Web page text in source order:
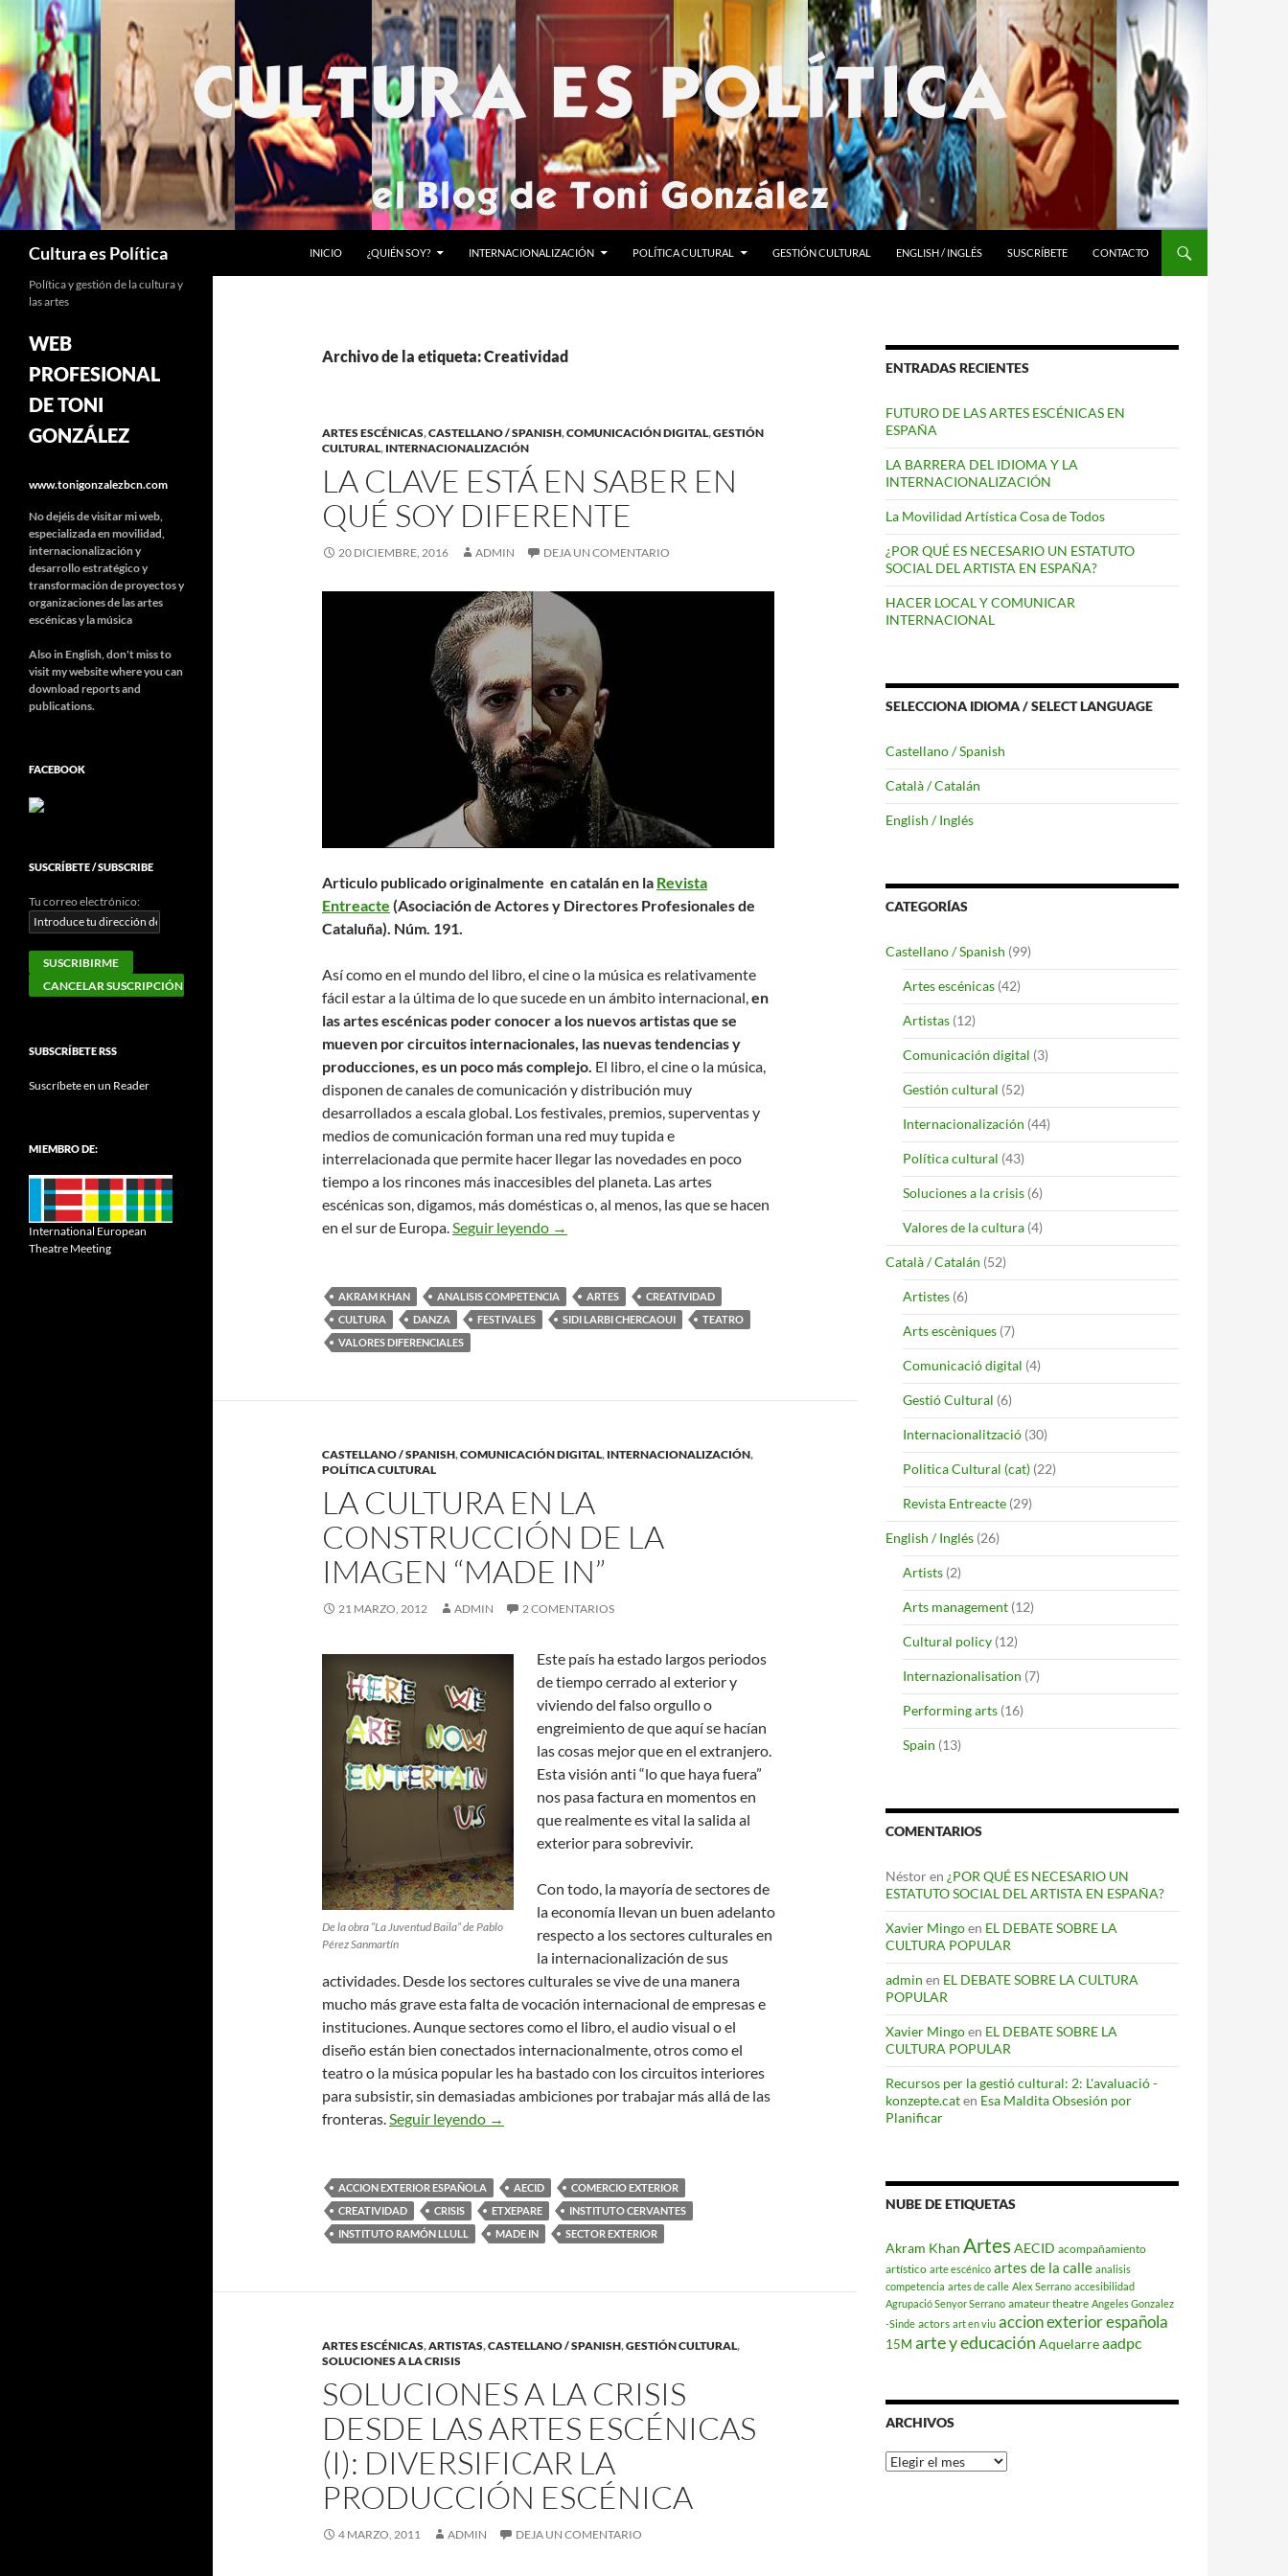
Saltar
contenido
Cultura es Política INICIO ¿QUIÉN SOY? INTERNACIONALIZACIÓN POLÍTICA CULTURAL GESTIÓN CULTURAL ENGLISH / INGLÉS SUSCRÍBETE CONTACTO
Archivo de la etiqueta: Creatividad
ARTES ESCÉNICAS,CASTELLANO / SPANISH,COMUNICACIÓN DIGITAL,GESTIÓN
CULTURAL, INTERNACIONALIZACIÓN
LA CLAVE ESTÁ EN SABER EN
QUÉ SOY DIFERENTE
20 DICIEMBRE, 2016 ADMIN DEJA UN COMENTARIO
Articulo publicado originalmente en catalán en la Revista
Entreacte (Asociación de Actores y Directores Profesionales de
Cataluña). Núm. 191.
Así como en el mundo del libro, el cine o la música es relativamente
fácil estar a la última de lo que sucede en un ámbito internacional,en
las artes escénicas poder conocer a los nuevos artistas que se
mueven por circuitos internacionales, las nuevas tendencias y
producciones, es un poco más complejo. El libro, el cine o la música,
disponen de canales de comunicación y distribución muy
desarrollados a escala global. Los festivales, premios, superventas y
medios de comunicación forman una red muy tupida e
interrelacionada que permite hacer llegar las novedades en poco
tiempo a los rincones más inaccesibles del planeta. Las artes
escénicas son, digamos, más domésticas o, al menos, las que se hacen
en el sur de Europa.Seguir leyendo LA CLAVE ESTÁ EN SABER EN QUÉ SOY DIFERENTE
→
AKRAM KHAN ANALISIS COMPETENCIA ARTES
CREATIVIDAD
CULTURA
DANZA FESTIVALES SIDI LARBI CHERCAOUI
TEATRO
VALORES DIFERENCIALES
CASTELLANO / SPANISH,COMUNICACIÓN DIGITAL, INTERNACIONALIZACIÓN,
POLÍTICA CULTURAL
LA CULTURA EN LA
CONSTRUCCIÓN DE LA
IMAGEN “MADE IN”
21 MARZO, 2012 ADMIN 2 COMENTARIOS
De la obra “La Juventud Baila” de Pablo
Pérez Sanmartín
Este país ha estado largos periodos
de tiempo cerrado al exterior y
viviendo del falso orgullo o
engreimiento de que aquí se hacían
las cosas mejor que en el extranjero.
Esta visión anti “lo que haya fuera”
nos pasa factura en momentos en
que realmente es vital la salida al
exterior para sobrevivir.
Con todo, la mayoría de sectores de
la economía llevan un buen adelanto
respecto a los sectores culturales en
la internacionalización de sus
actividades. Desde los sectores culturales se vive de una manera
mucho más grave esta falta de vocación internacional de empresas e
instituciones. Aunque sectores como el libro, el audio visual o el
diseño están bien conectados internacionalmente, otros como el
teatro o la música popular les ha bastado con los circuitos interiores
para subsistir, sin demasiadas ambiciones por trabajar más allá de las
fronteras.Seguir leyendo La Cultura en la Construcción de la Imagen “Made In”
→
ACCION EXTERIOR ESPAÑOLA AECID
COMERCIO EXTERIOR
CREATIVIDAD
CRISIS ETXEPARE
INSTITUTO CERVANTES
INSTITUTO RAMÓN LLULL
MADE IN SECTOR EXTERIOR
ARTES ESCÉNICAS,ARTISTAS,CASTELLANO / SPANISH,GESTIÓN CULTURAL,
SOLUCIONES A LA CRISIS
SOLUCIONES A LA CRISIS
DESDE LAS ARTES ESCÉNICAS
(I): DIVERSIFICAR LA
PRODUCCIÓN ESCÉNICA
4 MARZO, 2011 ADMIN DEJA UN COMENTARIO
ENTRADAS RECIENTES
FUTURO DE LAS ARTES ESCÉNICAS EN
ESPAÑA
LA BARRERA DEL IDIOMA Y LA
INTERNACIONALIZACIÓN
La Movilidad Artística Cosa de Todos
¿POR QUÉ ES NECESARIO UN ESTATUTO
SOCIAL DEL ARTISTA EN ESPAÑA?
HACER LOCAL Y COMUNICAR
INTERNACIONAL
SELECCIONA IDIOMA / SELECT LANGUAGE
Castellano / Spanish
Català / Catalán
English / Inglés
CATEGORÍAS
Castellano / Spanish (99)
Artes escénicas (42)
Artistas (12)
Comunicación digital (3)
Gestión cultural (52)
Internacionalización (44)
Política cultural (43)
Soluciones a la crisis (6)
Valores de la cultura (4)
Català / Catalán (52)
Artistes (6)
Arts escèniques (7)
Comunicació digital (4)
Gestió Cultural (6)
Internacionalització (30)
Politica Cultural (cat) (22)
Revista Entreacte (29)
English / Inglés (26)
Artists (2)
Arts management (12)
Cultural policy (12)
Internazionalisation (7)
Performing arts (16)
Spain (13)
COMENTARIOS
Néstoren ¿POR QUÉ ES NECESARIO UN
ESTATUTO SOCIAL DEL ARTISTA EN ESPAÑA?
Xavier Mingoen EL DEBATE SOBRE LA
CULTURA POPULAR
admin en EL DEBATE SOBRE LA CULTURA
POPULAR
Xavier Mingoen EL DEBATE SOBRE LA
CULTURA POPULAR
Recursos per la gestió cultural: 2: L'avaluació -
konzepte.caten Esa Maldita Obsesión por
Planificar
NUBE DE ETIQUETAS
Akram Khan ArtesAECID acompañamiento
artístico arte escénico artes de la calle analisis
competencia artes de calle Alex Serrano accesibilidad
Agrupació Senyor Serrano amateur theatre Angeles Gonzalez
-Sinde actors art en viu accion exterior española
15M arte y educación Aquelarreaadpc
ARCHIVOS
Archivos
Política y gestión de la cultura y
las artes
WEB
PROFESIONAL
DE TONI
GONZÁLEZ
www.tonigonzalezbcn.com
No dejéis de visitar mi web,
especializada en movilidad,
internacionalización y
desarrollo estratégico y
transformación de proyectos y
organizaciones de las artes
escénicas y la música
Also in English, don't miss to
visit my website where you can
download reports and
publications.
FACEBOOK
SUSCRÍBETE / SUBSCRIBE
Tu correo electrónico:
SUBSCRÍBETE RSS
Suscríbete en un Reader
MIEMBRO DE:
International European
Theatre Meeting